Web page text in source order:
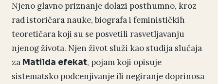
Njeno glavno priznanje dolazi posthumno, kroz
rad istoričara nauke, biografa i feminističkih
teoretičara koji su se posvetili rasvetljavanju
njenog života. Njen život služi kao studija slučaja
za Matilda efekat, pojam koji opisuje
sistematsko podcenjivanje ili negiranje doprinosa